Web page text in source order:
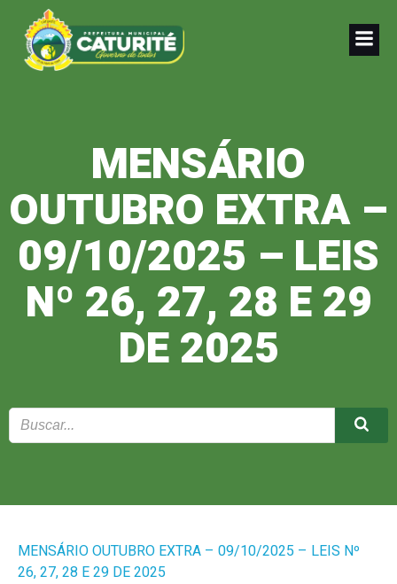
MENSÁRIO
OUTUBRO EXTRA –
09/10/2025 – LEIS
Nº 26, 27, 28 E 29
DE 2025
MENSÁRIO OUTUBRO EXTRA – 09/10/2025 – LEIS Nº
26, 27, 28 E 29 DE 2025